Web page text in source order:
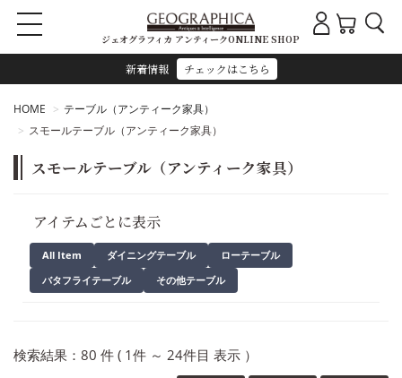
新着情報 チェックはこちら
ジェオグラフィカ アンティークONLINE SHOP
HOME
テーブル（アンティーク家具）
スモールテーブル（アンティーク家具）
スモールテーブル（アンティーク家具）
アイテムごとに表示
All Item ダイニングテーブル
ローテーブル
バタフライテーブル
その他テーブル
検索結果：80 件 ( 1件 ～ 24件目 表示 ）